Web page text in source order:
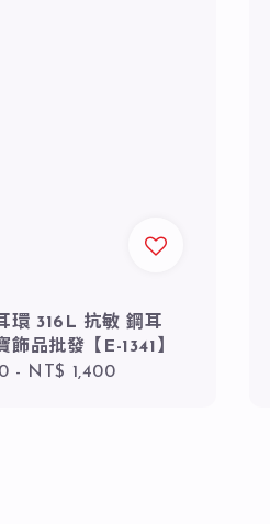
環 316L 抗敏 鋼耳
飾品批發【E-1341】
- NT$ 1,400